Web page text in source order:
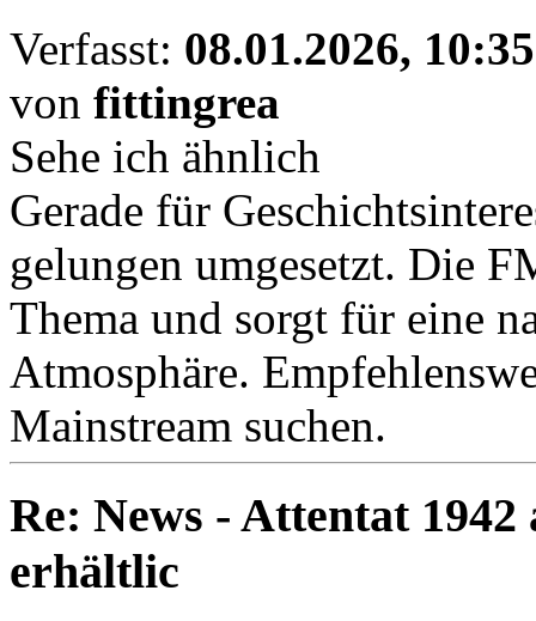
Verfasst: 08.01.2026, 10:35
von fittingrea
Sehe ich ähnlich
Gerade für
gelungen umgesetzt. Die
Thema und sorgt für eine
Atmosphäre.
Mainstream suchen.
Re: News - Attentat
erhältlic